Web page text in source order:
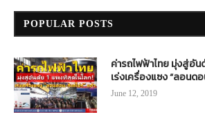
POPULAR POSTS
ค่ารถไฟฟ้าไทย มุ่งสู่อัน
เร่งเครื่องแซง “ลอนด
June 12, 2019